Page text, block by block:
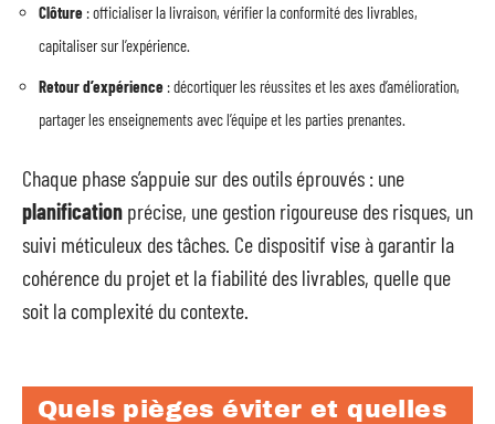
Clôture : officialiser la livraison, vérifier la conformité des livrables,
capitaliser sur l’expérience.
Retour d’expérience : décortiquer les réussites et les axes d’amélioration,
partager les enseignements avec l’équipe et les parties prenantes.
Chaque phase s’appuie sur des outils éprouvés : une
planification précise, une gestion rigoureuse des risques, un
suivi méticuleux des tâches. Ce dispositif vise à garantir la
cohérence du projet et la fiabilité des livrables, quelle que
soit la complexité du contexte.
Quels pièges éviter et quelles